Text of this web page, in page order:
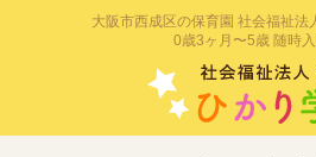
大阪市西成区の保育園 社会福祉法
0歳3ヶ月〜5歳 随時